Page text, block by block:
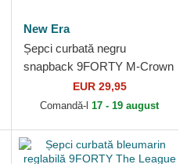
New Era
Șepci curbată negru
snapback 9FORTY M-Crown
Team de Las Vegas Raiders
NFL de New Era
EUR 29,95
Comandă-l 17 - 19 august